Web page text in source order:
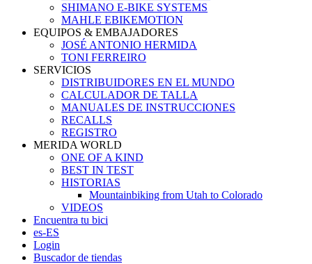
SHIMANO E-BIKE SYSTEMS
MAHLE EBIKEMOTION
EQUIPOS & EMBAJADORES
JOSÉ ANTONIO HERMIDA
TONI FERREIRO
SERVICIOS
DISTRIBUIDORES EN EL MUNDO
CALCULADOR DE TALLA
MANUALES DE INSTRUCCIONES
RECALLS
REGISTRO
MERIDA WORLD
ONE OF A KIND
BEST IN TEST
HISTORIAS
Mountainbiking from Utah to Colorado
VIDEOS
Encuentra tu bici
es-ES
Login
Buscador de tiendas